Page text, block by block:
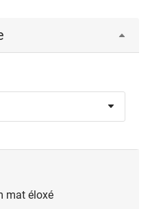
mat éloxé